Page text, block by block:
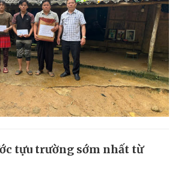
tựu trường sớm nhất từ